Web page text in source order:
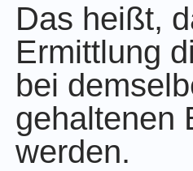
Das heißt,
Ermittlung
bei
gehaltenen
werden.